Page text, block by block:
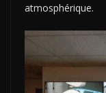
atmosphérique.